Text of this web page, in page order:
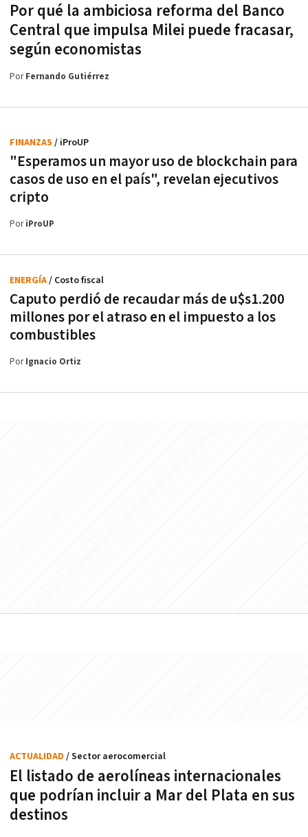
Por qué la ambiciosa reforma del Banco
Central que impulsa Milei puede fracasar,
según economistas
PorFernando Gutiérrez
"Esperamos un mayor uso de blockchain para
casos de uso en el país", revelan ejecutivos
cripto
FINANZAS / iProUP
PoriProUP
Caputo perdió de recaudar más de u$s1.200
millones por el atraso en el impuesto a los
combustibles
ENERGÍA/ Costo fiscal
PorIgnacio Ortiz
El listado de aerolíneas internacionales
que podrían incluir a Mar del Plata en sus
destinos
ACTUALIDAD / Sector aerocomercial